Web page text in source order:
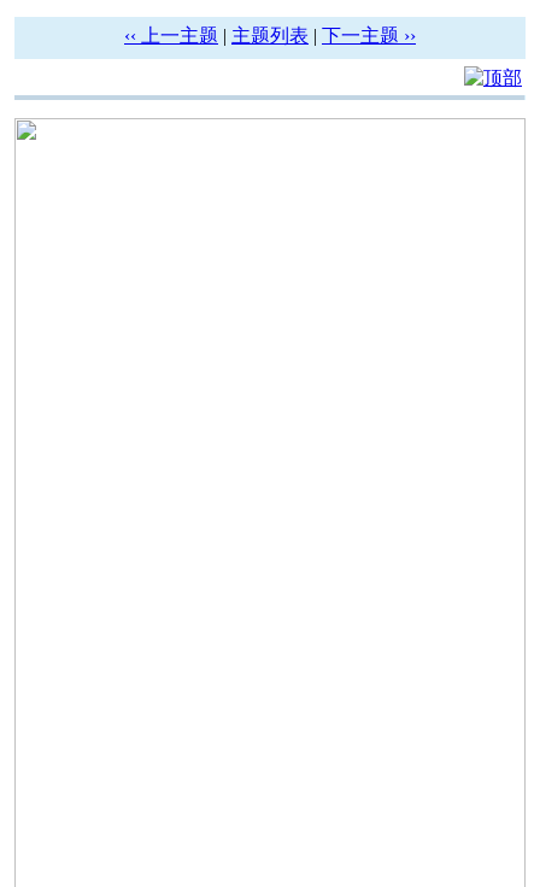
‹‹ 上一主题 | 主题列表 | 下一主题 ››